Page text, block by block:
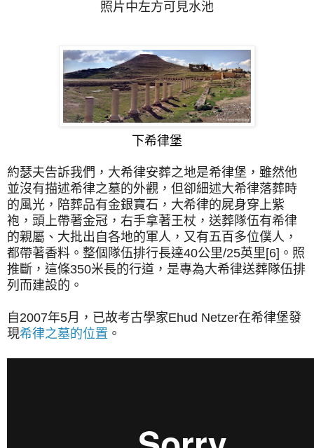
照片中左方可見水池
下希律堡
約瑟夫告訴我們，大希律安葬之地是希律堡，雖然他
並沒有描述希律之墓的外觀，但卻細述大希律落葬時
的風光，陪葬品有金銀寶石，大希律的屍身穿上紫
袍，頭上帶著金冠，右手拿著王杖，送葬隊伍有希律
的親屬、大批出自各地的軍人，又有五百多位僕人，
都帶著香料。整個隊伍排行長達40公里/25英里[6]。照
推斷，這條350米長的行道，是專為大希律送葬隊伍排
列而建設的。
自2007年5月，已故考古學家Ehud Netzer在希律堡發
現希律之墓的位置 。